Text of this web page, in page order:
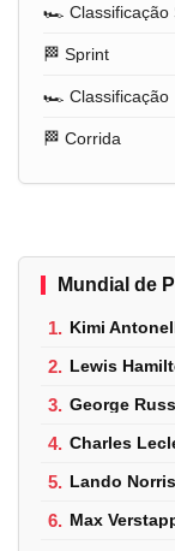
🏎️ Classificação
🏁 Sprint
🏎️ Classificação
🏁 Corrida
Mundial de
1. Kimi
2. Lewis
3. George
4. Charles
5. Lando Norris
6. Max